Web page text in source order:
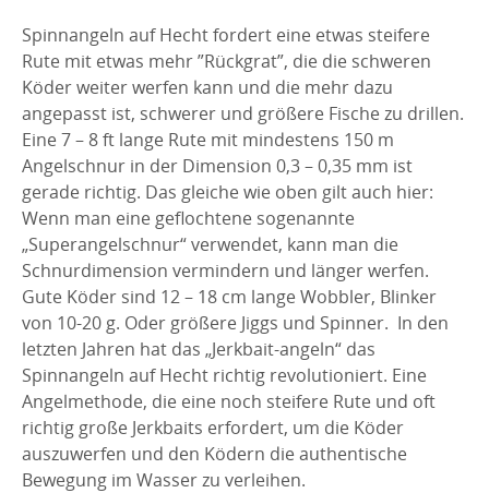
Spinnangeln auf Hecht fordert eine etwas steifere
Rute mit etwas mehr ”Rückgrat”, die die schweren
Köder weiter werfen kann und die mehr dazu
angepasst ist, schwerer und größere Fische zu drillen.
Eine 7 – 8 ft lange Rute mit mindestens 150 m
Angelschnur in der Dimension 0,3 – 0,35 mm ist
gerade richtig. Das gleiche wie oben gilt auch hier:
Wenn man eine geflochtene sogenannte
„Superangelschnur“ verwendet, kann man die
Schnurdimension vermindern und länger werfen.
Gute Köder sind 12 – 18 cm lange Wobbler, Blinker
von 10-20 g. Oder größere Jiggs und Spinner. In den
letzten Jahren hat das „Jerkbait-angeln“ das
Spinnangeln auf Hecht richtig revolutioniert. Eine
Angelmethode, die eine noch steifere Rute und oft
richtig große Jerkbaits erfordert, um die Köder
auszuwerfen und den Ködern die authentische
Bewegung im Wasser zu verleihen.